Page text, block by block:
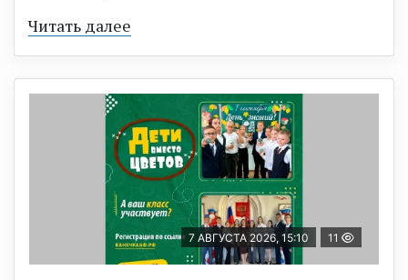
Читать далее
7 АВГУСТА 2026, 15:10 11